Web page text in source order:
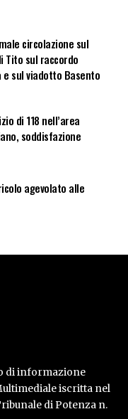
circolazione sul
Tito sul raccordo
e sul viadotto Basento
di 118 nell’area
soddisfazione
agevolato alle
di informazione
iscritta nel
di Potenza n.